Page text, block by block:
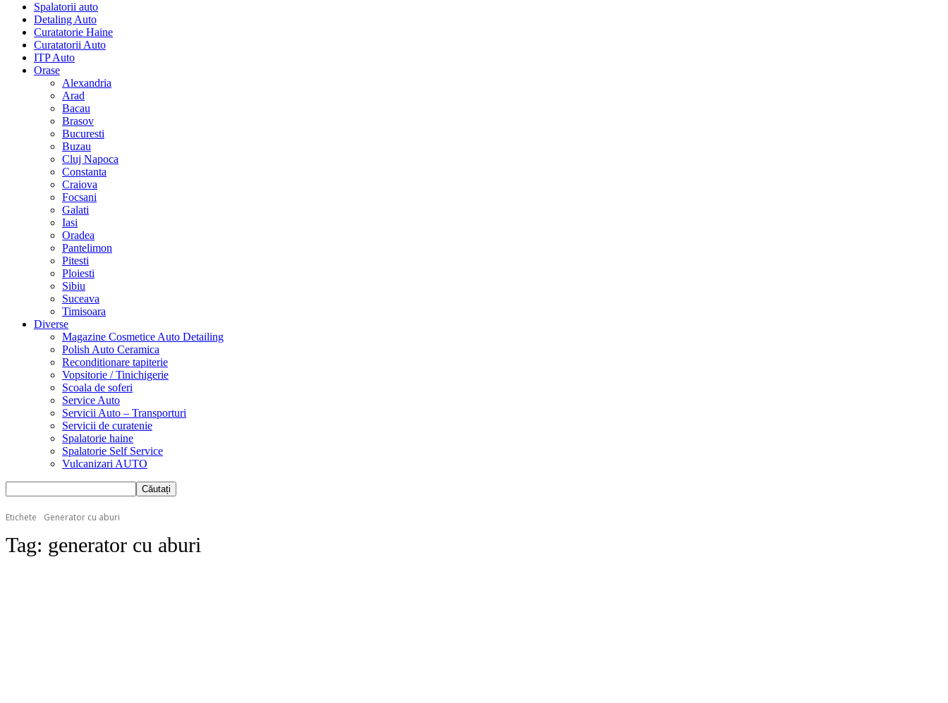
Spalatorii auto
Detaling Auto
Curatatorie Haine
Curatatorii Auto
ITP Auto
Orase
Alexandria
Arad
Bacau
Brasov
Bucuresti
Buzau
Cluj Napoca
Constanta
Craiova
Focsani
Galati
Iasi
Oradea
Pantelimon
Pitesti
Ploiesti
Sibiu
Suceava
Timisoara
Diverse
Magazine Cosmetice Auto Detailing
Polish Auto Ceramica
Reconditionare tapiterie
Vopsitorie / Tinichigerie
Scoala de soferi
Service Auto
Servicii Auto – Transporturi
Servicii de curatenie
Spalatorie haine
Spalatorie Self Service
Vulcanizari AUTO
Etichete Generator cu aburi
Tag: generator cu aburi